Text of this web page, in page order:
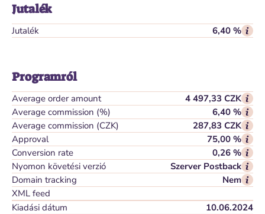
Jutalék
Jutalék 6,40 %
Programról
Average order amount
4 497,33 CZK
Average commission (%)
6,40 %
Average commission (CZK)
287,83 CZK
Approval
75,00 %
Conversion rate
0,26 %
Nyomon követési verzió
Szerver Postback
Domain tracking
Nem
XML feed
Kiadási dátum
10.06.2024